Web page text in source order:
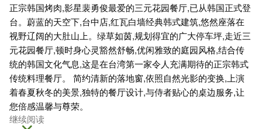
正宗韩国烤肉,影星裴勇俊最爱的三元花园餐厅,已从韩国正式登
台。蔚蓝的天空下,台中店,红瓦白墙经典韩式建筑,悠然座落在
视野辽阔的大肚山上。绿草如茵,规划得宜的广大停车坪,走近三
元花园餐厅,顿时身心灵豁然舒畅,优闲雅致的庭园风格,结合传
统的韩国文化气息,这是在台湾第一家令人充满期待的正宗韩式
传统料理餐厅。 简约清新的落地窗,依照自然光影的变换,上演
着春夏秋冬的美景,独特的餐厅设计,与侍者贴心的桌边服务,让
您倍感温馨与尊荣。
继续阅读